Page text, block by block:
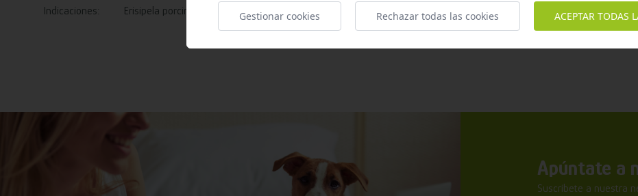
Indicaciones: Erisipela porcina (Porcino), Fiebre (Porcino), Inmunización frente a parvovirus (Porcino).
Apúntate a
Suscríbete a nuestra
Gestionar cookies Rechazar todas las cookies ACEPTAR TODAS